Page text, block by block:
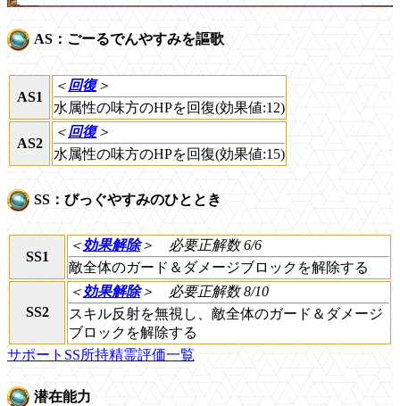
AS：ごーるでんやすみを謳歌
AS1
＜回復＞
水属性の味方のHPを回復(効果値:12)
AS2
＜回復＞
水属性の味方のHPを回復(効果値:15)
SS：びっぐやすみのひととき
SS1
＜効果解除＞
必要正解数 6/6
敵全体のガード＆ダメージブロックを解除する
SS2
＜効果解除＞
必要正解数 8/10
スキル反射を無視し、敵全体のガード＆ダメージ
ブロックを解除する
サポートSS所持精霊評価一覧
潜在能力